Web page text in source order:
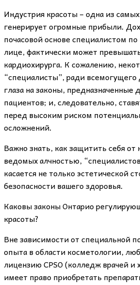
Индустрия красоты – одна из
генерирует огромные прибыли.
почасовой основе специалистом
лице, фактически может
кардиохирурга. К сожалению,
“специалисты”, ради всемогущего
глаза на законы, предназначенные
пациентов; и, следовательно,
перед высоким риском
осложнений.
Важно знать, как защитить себя от
ведомых алчностью,
касается не только эстетической
безопасности вашего здоровья.
Каковы законы Онтарио
красоты?
Вне зависимости от специальной
опыта в области косметологии,
лицензию CPSO (колледж врачей и
имеет право приобретать